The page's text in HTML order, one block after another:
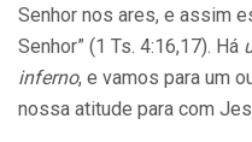
Senhor nos ares, e assim
Senhor” (1 Ts. 4:16,17). Há
inferno, e vamos para um
nossa atitude para com